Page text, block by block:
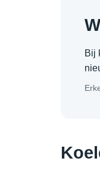
Bij